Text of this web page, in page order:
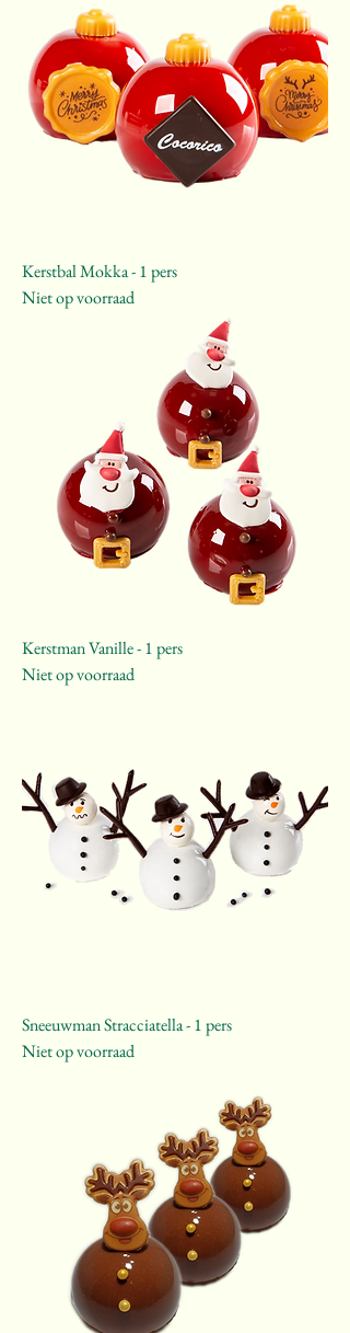
Kerstbal Mokka - 1 pers
Niet op voorraad
Kerstman Vanille - 1 pers
Niet op voorraad
Sneeuwman Stracciatella - 1 pers
Niet op voorraad